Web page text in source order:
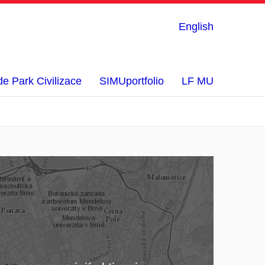
English
Park Civilizace SIMUportfolio LF MU